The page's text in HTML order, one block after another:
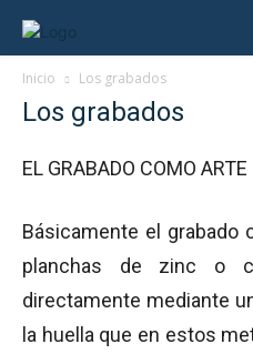
Inicio Los grabados
Los grabados
EL GRABADO COMO ARTE
Básicamente el grabado
planchas de zinc o
directamente mediante
la huella que en estos